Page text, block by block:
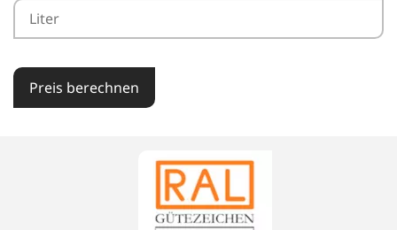
Preis berechnen